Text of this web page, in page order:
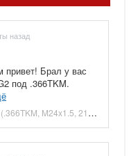
назад
привет! Брал у вас
под .366TKM.
ДТКП Гексагон Поток для TG2 (.366TKM, M24x1.5, 210 мм, банка) купить в Москве и СПБ, цена 23660 руб. Доставка по РФ!